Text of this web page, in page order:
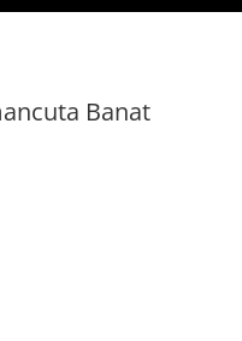
Banat